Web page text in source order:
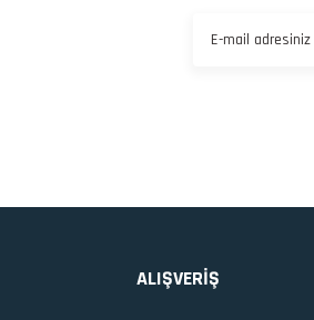
ALIŞVERİŞ